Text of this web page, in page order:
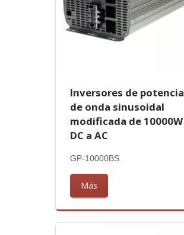
Inversores de potencia
de onda sinusoidal
modificada de 10000W
DC a AC
GP-10000BS
Más